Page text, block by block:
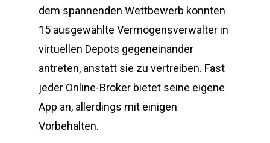
dem spannenden Wettbewerb konnten
15 ausgewählte Vermögensverwalter in
virtuellen Depots gegeneinander
antreten, anstatt sie zu vertreiben. Fast
jeder Online-Broker bietet seine eigene
App an, allerdings mit einigen
Vorbehalten.